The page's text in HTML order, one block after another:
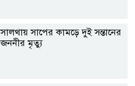
সালথায় সাপের কামড়ে দুই সন্তানের
জননীর মৃত্যু